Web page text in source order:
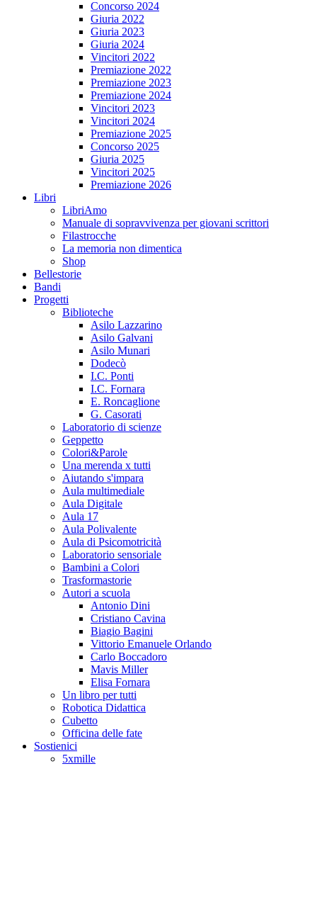
Concorso 2024
Giuria 2022
Giuria 2023
Giuria 2024
Vincitori 2022
Premiazione 2022
Premiazione 2023
Premiazione 2024
Vincitori 2023
Vincitori 2024
Premiazione 2025
Concorso 2025
Giuria 2025
Vincitori 2025
Premiazione 2026
Libri
LibriAmo
Manuale di sopravvivenza per giovani scrittori
Filastrocche
La memoria non dimentica
Shop
Bellestorie
Bandi
Progetti
Biblioteche
Asilo Lazzarino
Asilo Galvani
Asilo Munari
Dodecò
I.C. Ponti
I.C. Fornara
E. Roncaglione
G. Casorati
Laboratorio di scienze
Geppetto
Colori&Parole
Una merenda x tutti
Aiutando s'impara
Aula multimediale
Aula Digitale
Aula 17
Aula Polivalente
Aula di Psicomotricità
Laboratorio sensoriale
Bambini a Colori
Trasformastorie
Autori a scuola
Antonio Dini
Cristiano Cavina
Biagio Bagini
Vittorio Emanuele Orlando
Carlo Boccadoro
Mavis Miller
Elisa Fornara
Un libro per tutti
Robotica Didattica
Cubetto
Officina delle fate
Sostienici
5xmille